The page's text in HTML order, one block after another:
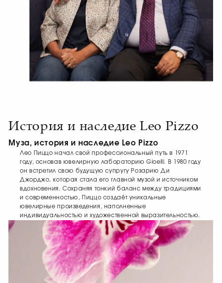
История и наследие Leo Pizzo
Муза, история и наследие Leo Pizzo
Лео Пиццо начал свой профессиональный путь в 1971
году, основав ювелирную лабораторию Gioelli. В 1980 году
он встретил свою будущую супругу Розарию Ди
Джорджо, которая стала его главной музой и источником
вдохновения. Сохраняя тонкий баланс между традициями
и современностью, Пиццо создаёт уникальные
ювелирные произведения, наполненные
индивидуальностью и художественной выразительностью.